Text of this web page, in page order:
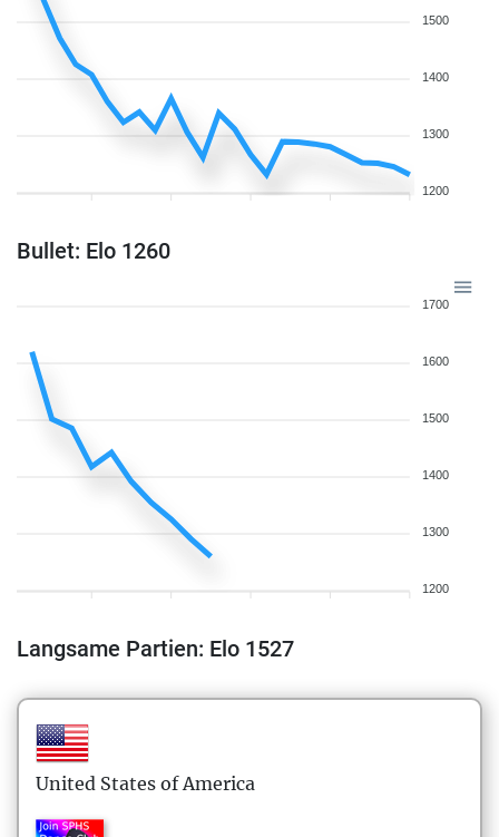
1500
1400
1300
1200
Bullet: Elo 1260
1700
1600
1500
1400
1300
1200
Langsame Partien: Elo 1527
United States of America